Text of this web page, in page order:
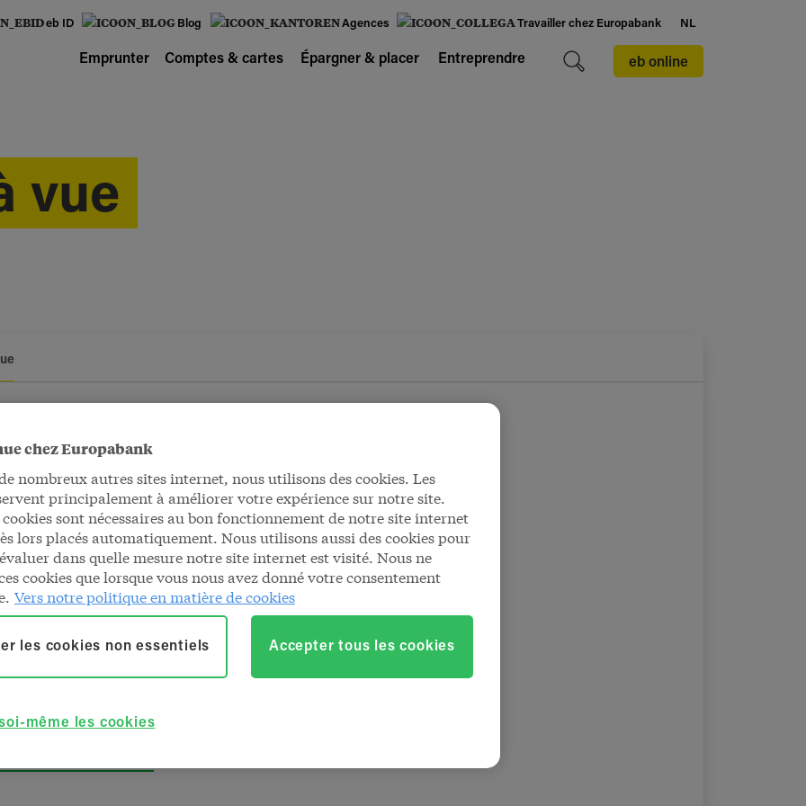
Emprunter Comptes & cartes Épargner & placer Entreprendre eb online
eb ID Blog Agences Travailler chez Europabank NL
vue
flexible
quotidien
quotidien facilement et en sécurité grâce à
le pack le mieux adapté pour vous, que
chez Europabank
nombreux autres sites internet, nous utilisons des cookies. Les
principalement à améliorer votre expérience sur notre site.
sont nécessaires au bon fonctionnement de notre site internet
lors placés automatiquement. Nous utilisons aussi des cookies pour
dans quelle mesure notre site internet est visité. Nous ne
cookies que lorsque vous nous avez donné votre consentement
Vers notre politique en matière de cookies
même les cookies
les cookies non essentiels Accepter tous les cookies